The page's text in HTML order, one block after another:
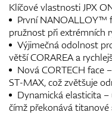
Klíčové vlastnosti JPX
První NANOALLOY™
pružnost při extrémních
Výjimečná odolnost
větší CORAREA a
Nová CORTECH face
ST-MAX, což zvětšuje
Dynamická elasticita
čímž překonává